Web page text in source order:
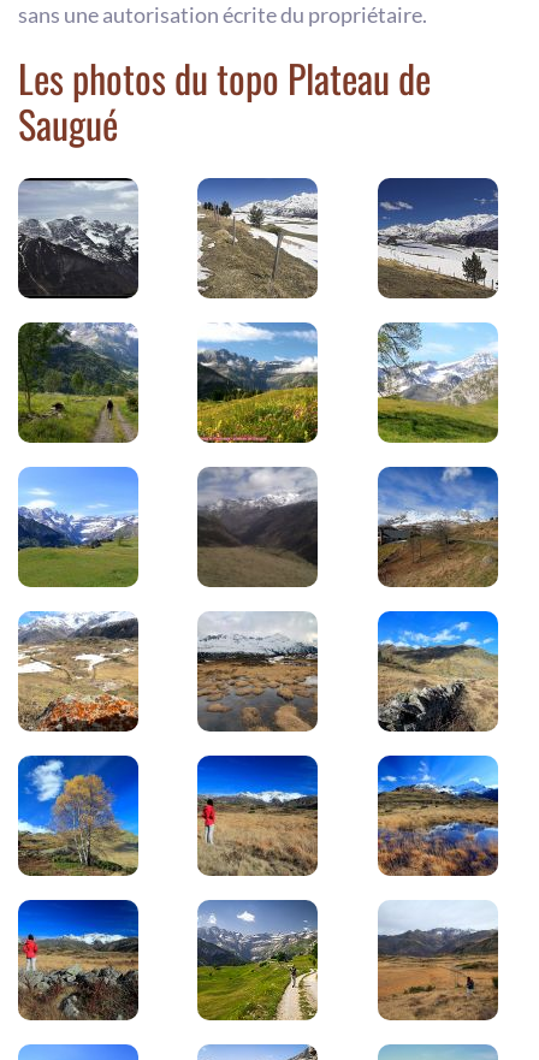
sans une autorisation écrite du propriétaire.
Les photos du topo Plateau de
Saugué